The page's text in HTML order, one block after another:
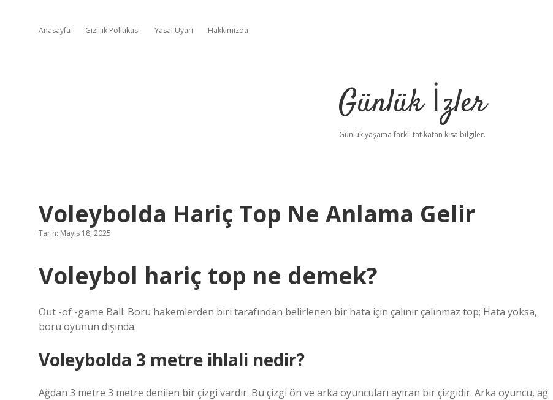
Anasayfa Gizlilik Politikası Yasal Uyarı Hakkımızda
Günlük İzler
Günlük yaşama farklı tat katan kısa bilgiler.
Voleybolda Hariç Top Ne Anlama Gelir
Tarih: Mayıs 18, 2025
Voleybol hariç top ne demek?
Out -of -game Ball: Boru hakemlerden biri tarafından belirlenen bir hata için çalınır çalınmaz top; Hata yoksa,
boru oyunun dışında.
Voleybolda 3 metre ihlali nedir?
Ağdan 3 metre 3 metre denilen bir çizgi vardır. Bu çizgi ön ve arka oyuncuları ayıran bir çizgidir. Arka oyuncu, ağ